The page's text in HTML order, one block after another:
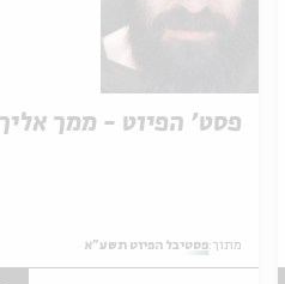
פסט' הפיוט - ממך אליך
מתוך:פסטיבל הפיוט תשע"א